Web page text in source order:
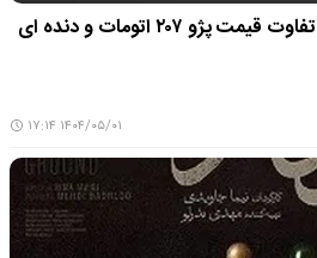
قیمت جدید انواع پژو ۲۰۷ | تفاوت قیمت پژو ۲۰۷ اتومات و دنده ای
۱۴۰۴/۰۵/۰۱ ۱۷:۱۴